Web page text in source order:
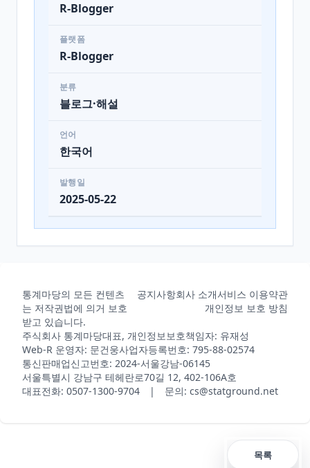
R-Blogger
플랫폼
R-Blogger
분류
블로그·해설
언어
한국어
발행일
2025-05-22
통계마당의 모든 컨텐츠
는 저작권법에 의거 보호
받고 있습니다.
공지사항회사 소개서비스 이용약관
개인정보 보호 방침
주식회사 통계마당대표, 개인정보보호책임자: 유재성
Web-R 운영자: 문건웅사업자등록번호: 795-88-02574
통신판매업신고번호: 2024-서울강남-06145
서울특별시 강남구 테헤란로70길 12, 402-106A호
대표전화: 0507-1300-9704 | 문의: cs@statground.net
목록